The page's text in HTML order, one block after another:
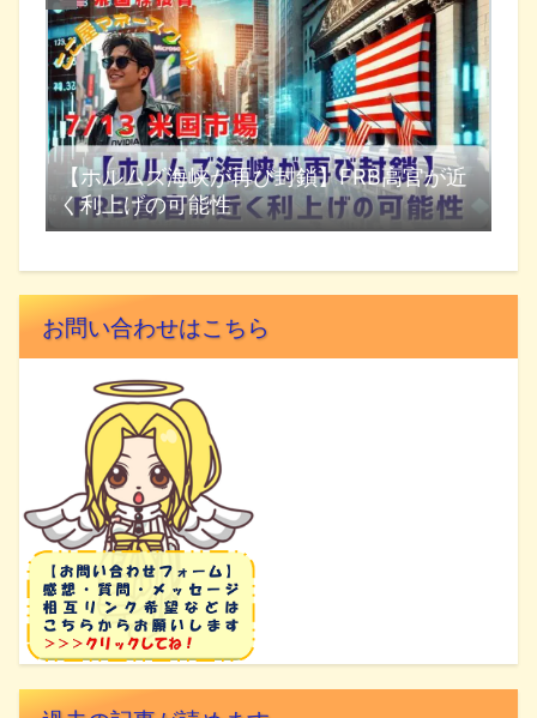
【ホルムズ海峡が再び封鎖】FRB高官が近
く利上げの可能性
お問い合わせはこちら